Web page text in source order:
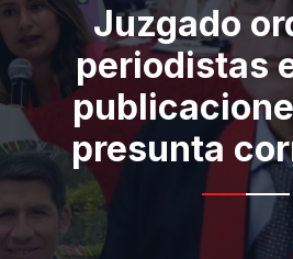
Juzgado
periodistas
presunta